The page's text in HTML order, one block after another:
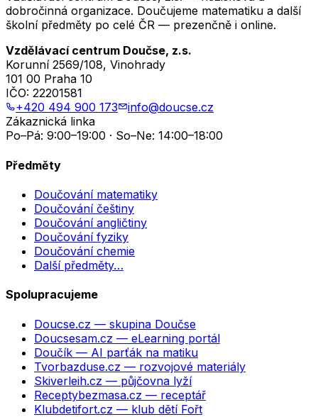
dobročinná organizace. Doučujeme matematiku a další
školní předměty po celé ČR — prezenčně i online.
Vzdělávací centrum Doučse, z.s.
Korunní 2569/108, Vinohrady
101 00 Praha 10
IČO: 22201581
+420 494 900 173
info@doucse.cz
Zákaznická linka
Po–Pá: 9:00–19:00 · So–Ne: 14:00–18:00
Předměty
Doučování matematiky
Doučování češtiny
Doučování angličtiny
Doučování fyziky
Doučování chemie
Další předměty…
Spolupracujeme
Doucse.cz — skupina Doučse
Doucsesam.cz — eLearning portál
Doučík — AI parťák na matiku
Tvorbazduse.cz — rozvojové materiály
Skiverleih.cz — půjčovna lyží
Receptybezmasa.cz — receptář
Klubdetifort.cz — klub dětí Fořt